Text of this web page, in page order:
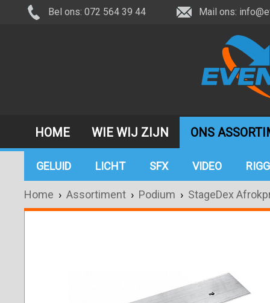
Bel ons: 072 564 39 44 Mail ons:
HOME WIE WIJ ZIJN ONS
GELUID LICHT SFX VIDEO
Home › Assortiment › Podium › StageDex